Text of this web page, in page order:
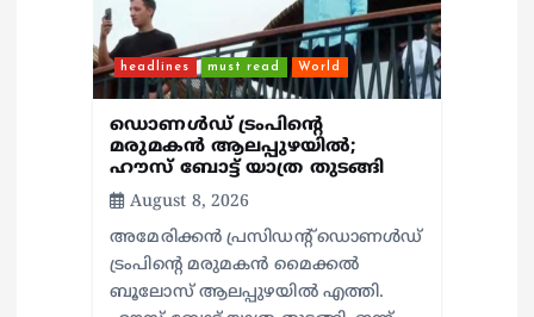
headlines must read World
ഡൊണൾഡ് ട്രംപിന്റെ
മരുമകന്‍ ആലപ്പുഴയില്‍;
ഹൗസ് ബോട്ട് യാത്ര തുടങ്ങി
August 8, 2026
അമേരിക്കൻ പ്രസിഡന്റ് ഡൊണൾഡ്
ട്രംപിന്റെ മരുമകന്‍ മൈക്കൽ
ബൂലോസ് ആലപ്പുഴയില്‍ എത്തി.